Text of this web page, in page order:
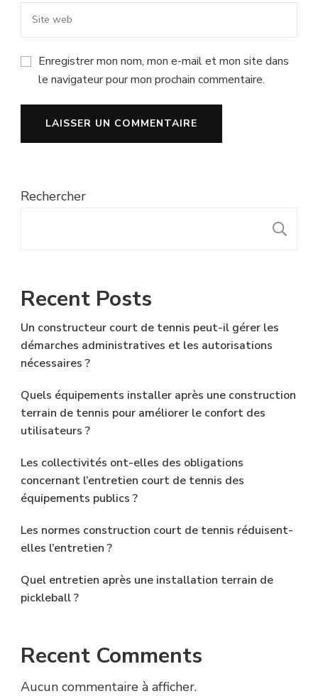
Enregistrer mon nom, mon e-mail et mon site dans
le navigateur pour mon prochain commentaire.
Rechercher
Recent Posts
Un constructeur court de tennis peut-il gérer les
démarches administratives et les autorisations
nécessaires ?
Quels équipements installer après une construction
terrain de tennis pour améliorer le confort des
utilisateurs ?
Les collectivités ont-elles des obligations
concernant l’entretien court de tennis des
équipements publics ?
Les normes construction court de tennis réduisent-
elles l’entretien ?
Quel entretien après une installation terrain de
pickleball ?
Recent Comments
Aucun commentaire à afficher.